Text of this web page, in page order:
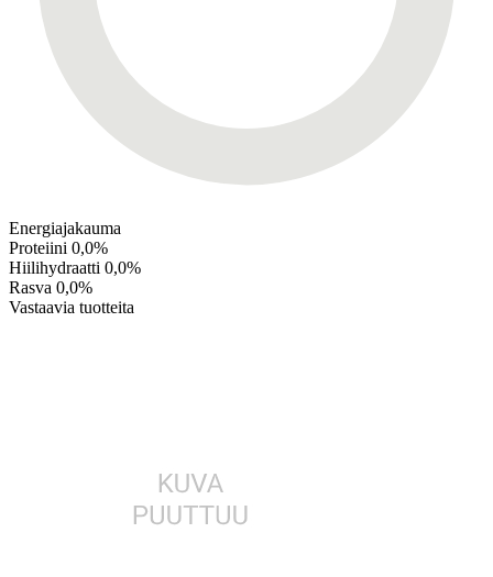
Energiajakauma
Proteiini 0,0%
Hiilihydraatti 0,0%
Rasva 0,0%
Vastaavia tuotteita